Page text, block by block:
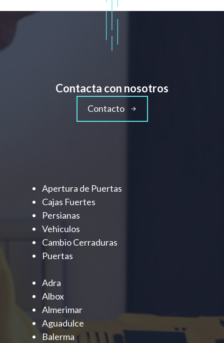
Contacta con nosotros
Contacto
Apertura de Puertas
Cajas Fuertes
Persianas
Vehiculos
Cambio Cerraduras
Puertas
Adra
Albox
Almerimar
Aguadulce
Balerma